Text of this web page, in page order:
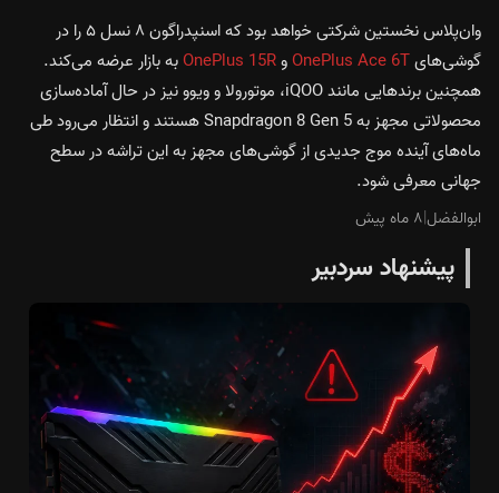
وان‌پلاس نخستین شرکتی خواهد بود که اسنپدراگون ۸ نسل ۵ را در
گوشی‌هایOnePlus Ace 6TوOnePlus 15Rبه بازار عرضه می‌کند.
همچنین برندهایی مانند iQOO، موتورولا و ویوو نیز در حال آماده‌سازی
محصولاتی مجهز به Snapdragon 8 Gen 5 هستند و انتظار می‌رود طی
ماه‌های آینده موج جدیدی از گوشی‌های مجهز به این تراشه در سطح
جهانی معرفی شود.
ابوالفضل|۸ ماه پیش
پیشنهاد سردبیر